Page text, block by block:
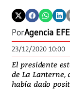
PorAgencia EFE
23/12/2020 10:00
El presidente
de La Lanterne,
había dado